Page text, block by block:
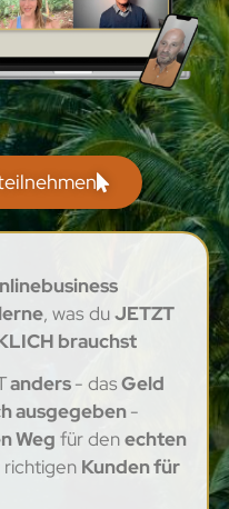
lerne, was duJETZT
brauchst
anders- dasGeld
ausgegeben-
Weg für denechten
Kunden für